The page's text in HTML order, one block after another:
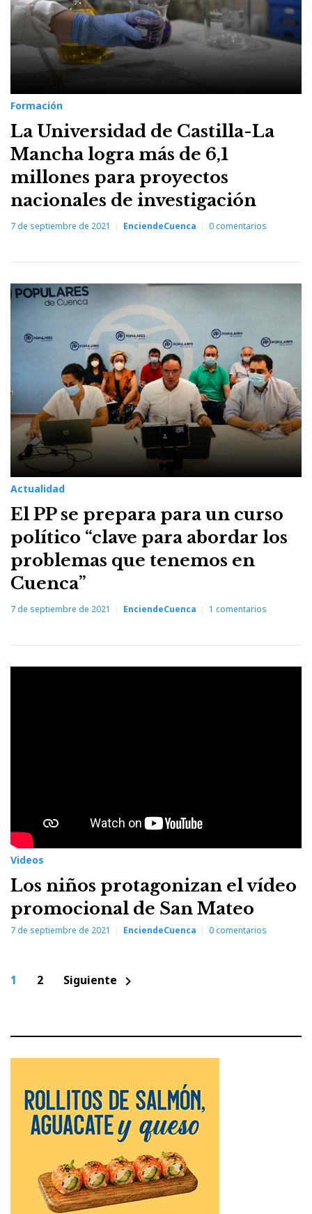
Formación
La Universidad de Castilla-La
Mancha logra más de 6,1
millones para proyectos
nacionales de investigación
7 de septiembre de 2021 EnciendeCuenca 0comentarios
Actualidad
El PP se prepara para un curso
político “clave para abordar los
problemas que tenemos en
Cuenca”
7 de septiembre de 2021 EnciendeCuenca 1 comentarios
Videos
Los niños protagonizan el vídeo
promocional de San Mateo
7 de septiembre de 2021 EnciendeCuenca 0comentarios
Paginación
1 2 Siguiente chevron_right